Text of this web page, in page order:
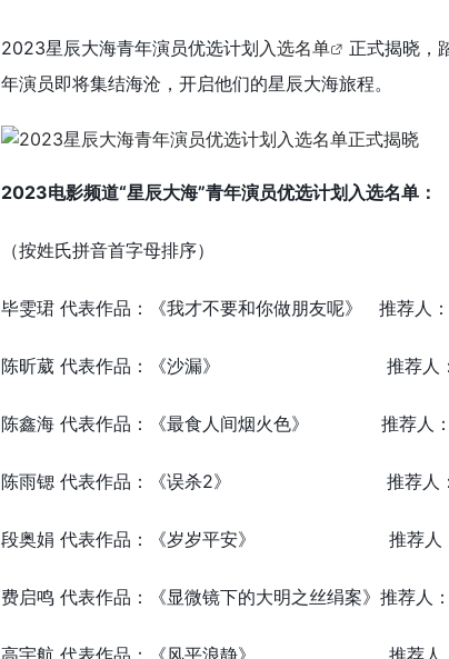
2023星辰大海青年演员优选计划入选名单
正式揭晓，
年演员即将集结海沧，开启他们的星辰大海旅程。
2023电影频道“星辰大海”青年演员优选计划入选名单：
（按姓氏拼音首字母排序）
毕雯珺 代表作品：《我才不要和你做朋友呢》 推荐人
陈昕葳 代表作品：《沙漏》 推荐人：
陈鑫海 代表作品：《最食人间烟火色》 推荐人
陈雨锶 代表作品：《误杀2》 推荐人：
段奥娟 代表作品：《岁岁平安》 推荐人：
费启鸣 代表作品：《显微镜下的大明之丝绢案》推荐人
高宇航 代表作品：《风平浪静》 推荐人